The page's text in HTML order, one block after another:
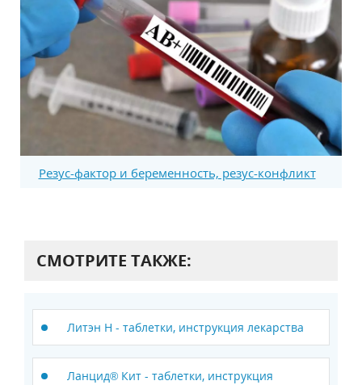
Резус-фактор и беременность, резус-конфликт
СМОТРИТЕ ТАКЖЕ:
Литэн Н - таблетки, инструкция лекарства
Ланцид® Кит - таблетки, инструкция